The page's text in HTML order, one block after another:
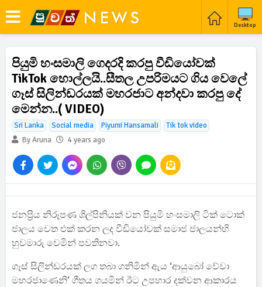
Desktop
පියුමි හංසමාලි ගෙදරදි කරපු වීඩියෝවක්
TikTok හොල්ලයි..සීතල උපරිමයට ගිය වෙලේ
ගෑස් සිලින්ඩරයක් මහරජාට අන්දවා කරපු දේ
මෙන්න..( VIDEO)
Sri Lanka Social media Piyumi Hansamali
Tik tok video
By Aruna
4 years ago
ජනප්‍රිය නිරූපණ ශිල්පිනියක් වන පියුමි හංසමාලි ටික් ටොක්
ජාලය වෙත එක් කරන ලද වීඩියෝවක් සමාජ ජාලයන්හි
හුවමාරු වෙමින් පවතිනවා.
ගෑස් සිලින්ඩරයක් ලග තබා ගනිමින් ඇය ‘ආයුබෝ වේවා
මහරජාණෙනි’ ගීතය ගයමින් ඊට උපහාර දක්වන ආකාරය